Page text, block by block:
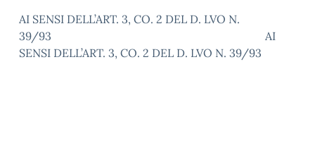
AI SENSI DELL’ART. 3, CO. 2 DEL D. LVO N.
39/93 AI
SENSI DELL’ART. 3, CO. 2 DEL D. LVO N. 39/93